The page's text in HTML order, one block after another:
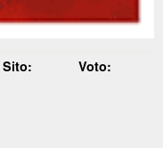
Sito: Voto: